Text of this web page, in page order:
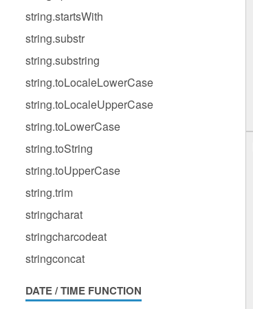
string.startsWith
string.substr
string.substring
string.toLocaleLowerCase
string.toLocaleUpperCase
string.toLowerCase
string.toString
string.toUpperCase
string.trim
stringcharat
stringcharcodeat
stringconcat
DATE / TIME FUNCTION